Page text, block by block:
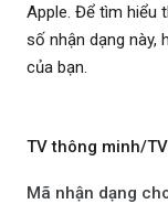
Apple. Để tìm hiểu
số nhận dạng này,
của bạn.
TV thông minh/
Mã nhận dạng